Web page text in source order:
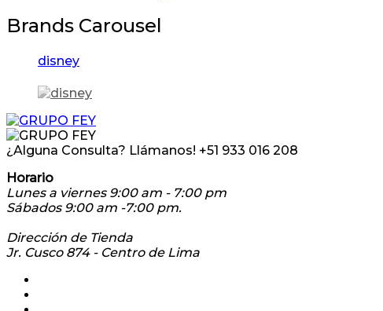
Brands Carousel
disney
¿Alguna Consulta? Llámanos! +51 933 016 208
Horario
Lunes a viernes 9:00 am - 7:00 pm
Sábados 9:00 am -7:00 pm.
Dirección de Tienda
Jr. Cusco 874 - Centro de Lima